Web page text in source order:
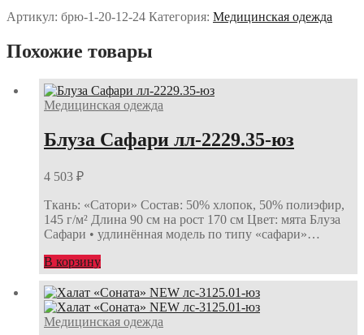
Артикул: брю-1-20-12-24 Категория: Медицинская одежда
Похожие товары
Медицинская одежда
Блуза Сафари лл-2229.35-юз
4 503 ₽
Ткань: «Сатори» Состав: 50% хлопок, 50% полиэфир,
145 г/м² Длина 90 см на рост 170 см Цвет: мята Блуза
Сафари • удлинённая модель по типу «сафари»…
В корзину
Медицинская одежда